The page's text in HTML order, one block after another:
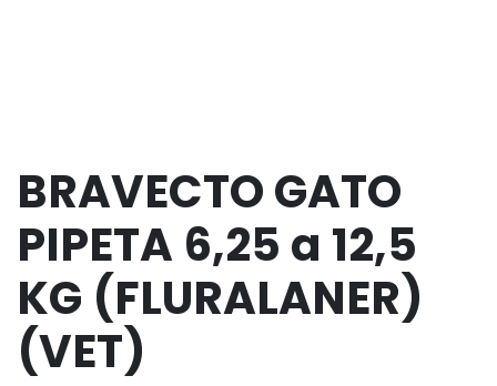
BRAVECTO GATO
PIPETA 6,25 a 12,5
KG (FLURALANER)
(VET)